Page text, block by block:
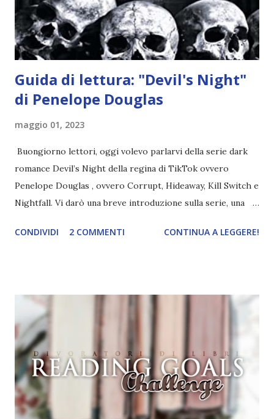
chiesetta. Lì trovano Rafael alle prese con gli angeli puri,
ma questa volta ...
Guida di lettura: "Devil's Night"
di Penelope Douglas
maggio 01, 2023
Buongiorno lettori, oggi volevo parlarvi della serie dark
romance Devil’s Night della regina di TikTok ovvero
Penelope Douglas , ovvero Corrupt, Hideaway, Kill Switch e
Nightfall. Vi darò una breve introduzione sulla serie, una
e anche un breve commento sui libri singoli. I libri sono in
grande (Devil's Night 1#) Autrice : Penelope Douglas
Pagine: 448 Editore: Newton Compton Editori
Pubblicazione: 10 Gennaio 2023 Traduttore: Laura Lancini
Trama: “Si chiama Michael Crist. È il fratello maggiore del
mio ragazzo ed è come quei film dell'orrore che guardi
coprendoti gli occhi. È bellissimo, forte, e assolutamente
terrificante. Non mi vede neppure. Ma io l'ho notato. L'ho
CONDIVIDI 2 COMMENTI CONTINUA A LEGGERE!